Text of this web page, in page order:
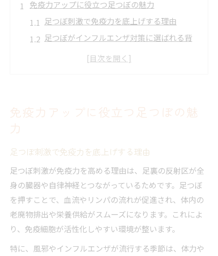
免疫力アップに役立つ足つぼの魅力
足つぼ刺激で免疫力を底上げする理由
足つぼがインフルエンザ対策に選ばれる背
インフルエンザ予防を目指す足つぼ活用法
インフルエンザ ツボや反射区のポイント解
説
自宅でできる足つぼマッサージの手順
足つぼ刺激と発熱時の活用タイミング
風邪予防に役立つ足つぼの効果的な使い方
足つぼマッサージで体調を整えるコツ
足つぼマッサージを有効に活かすコツ
免疫力アップに役立つ足つぼの魅
力
足つぼ刺激で免疫力を底上げする理由
足つぼ刺激が免疫力を高める理由は、足裏の反射区が全
身の臓器や自律神経とつながっているためです。足つぼ
を押すことで、血流やリンパの流れが促進され、体内の
老廃物排出や栄養供給がスムーズになります。これによ
り、免疫細胞が活性化しやすい環境が整います。
特に、風邪やインフルエンザが流行する季節は、体力や